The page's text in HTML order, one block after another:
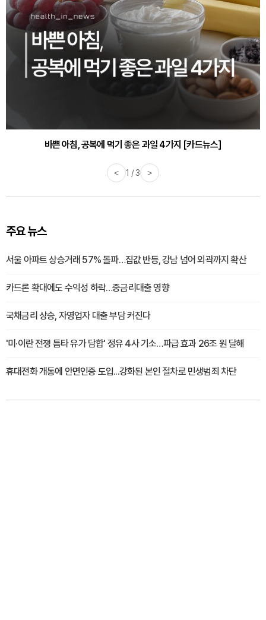
바쁜 아침, 공복에 먹기 좋은 과일 4가지 [카드뉴스]
30대부터 유병률 2배...여자에게 꼭 필요한 검사는? [카드뉴스]
< 1 / 3 >
주요 뉴스
서울 아파트 상승거래 57% 돌파…집값 반등, 강남 넘어 외곽까지 확산
카드론 확대에도 수익성 하락…중금리대출 영향
국채금리 상승, 자영업자 대출 부담 커진다
'미·이란 전쟁 틈타 유가 담합' 정유 4사 기소…파급 효과 26조 원 달해
휴대전화 개통에 안면인증 도입...강화된 본인 절차로 민생범죄 차단